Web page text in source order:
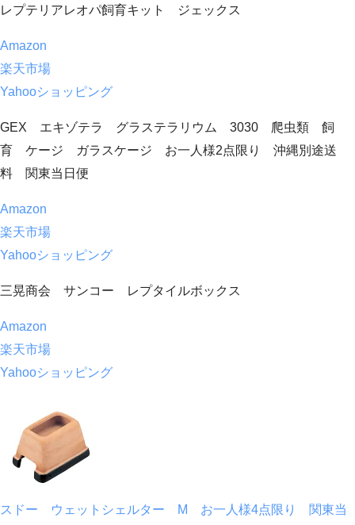
レプテリアレオパ飼育キット ジェックス
Amazon
楽天市場
Yahooショッピング
GEX エキゾテラ グラステラリウム 3030 爬虫類 飼
育 ケージ ガラスケージ お一人様2点限り 沖縄別途送
料 関東当日便
Amazon
楽天市場
Yahooショッピング
三晃商会 サンコー レプタイルボックス
Amazon
楽天市場
Yahooショッピング
スドー ウェットシェルター M お一人様4点限り 関東当